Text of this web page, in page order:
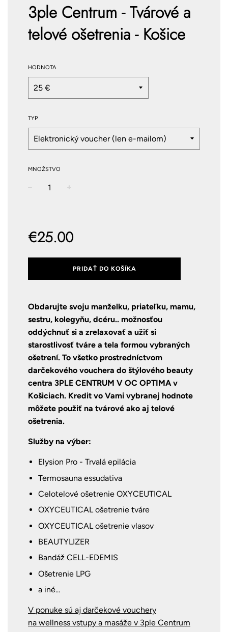
3ple Centrum - Tvárové a
telové ošetrenia - Košice
HODNOTA
TYP
MNOŽSTVO
€25.00
PRIDAŤ DO KOŠÍKA
Obdarujte svoju manželku, priateľku, mamu,
sestru, kolegyňu, dcéru.. možnosťou
oddýchnuť si a zrelaxovať a užiť si
starostlivosť tváre a tela formou vybraných
ošetrení. To všetko prostredníctvom
darčekového vouchera do štýlového beauty
centra 3PLE CENTRUM V OC OPTIMA v
Košiciach. Kredit vo Vami vybranej hodnote
môžete použiť na tvárové ako aj telové
ošetrenia.
Služby na výber:
Elysion Pro - Trvalá epilácia
Termosauna essudativa
Celotelové ošetrenie OXYCEUTICAL
OXYCEUTICAL ošetrenie tváre
OXYCEUTICAL ošetrenie vlasov
BEAUTYLIZER
Bandáž CELL-EDEMIS
Ošetrenie LPG
a iné...
V ponuke sú aj darčekové vouchery
na wellness vstupy a masáže v 3ple Centrum